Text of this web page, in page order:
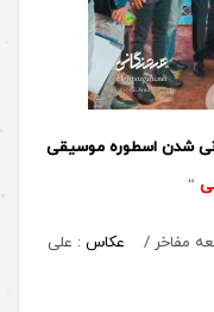
شدن اسطوره موسیقی
“
عکاس : علی